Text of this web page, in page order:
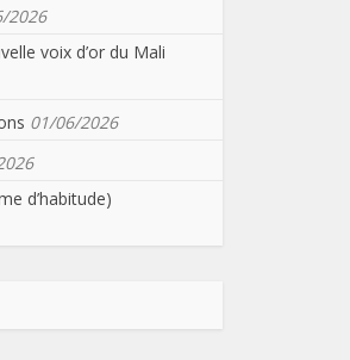
2026
voix d’or du Mali
01/06/2026
d’habitude)